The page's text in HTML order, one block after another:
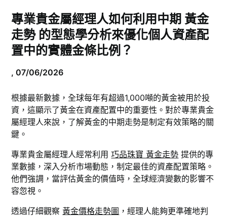
專業貴金屬經理人如何利用中期 黃金
走勢 的型態學分析來優化個人資產配
置中的實體金條比例？
,07/06/2026
根據最新數據，全球每年有超過1,000噸的黃金被用於投
資，這顯示了黃金在資產配置中的重要性。對於專業貴金
屬經理人來說，了解黃金的中期走勢是制定有效策略的關
鍵。
專業貴金屬經理人經常利用巧品珠寶 黃金走勢 提供的專
業數據，深入分析市場動態，制定最佳的資產配置策略。
他們強調，當評估黃金的價值時，全球經濟變數的影響不
容忽視。
透過仔細觀察 黃金價格走勢圖 ，經理人能夠更準確地判